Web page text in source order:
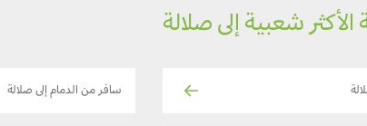
الأكثر شعبية إلى صلالة
سافر من الدمام إلى صلالة